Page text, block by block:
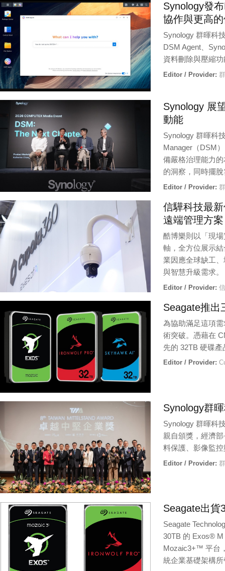
Synology發
協作與更高
Synology 群暉科
DSM Agent、
資料刪除與壓縮
Editor / Provider:
Synology 展
動能
Synology 群暉科
Manager（DSM
備嚴格治理能力
的洞察，同時擺
Editor / Provider:
信驊科技最
遠端管理方
酷博樂則以「現
軸，全方位展示
業因應全球缺工
與智慧升級需求。
Editor / Provider:
Seagate推出
為協助滿足這項
術突破。憑藉在
先的 32TB 硬碟
Editor / Provider:
Synology群
Synology 群暉科
親自頒獎，經濟
料保護、影像監
Editor / Provider:
Seagate出貨
Seagate
30TB 的 Exos® M
Mozaic3+™ 平台
統企業基礎架構